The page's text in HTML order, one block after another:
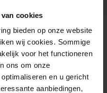
cookies
bieden op onze website
wij cookies. Sommige
voor het functioneren
ons om onze
en u gericht
aanbiedingen,